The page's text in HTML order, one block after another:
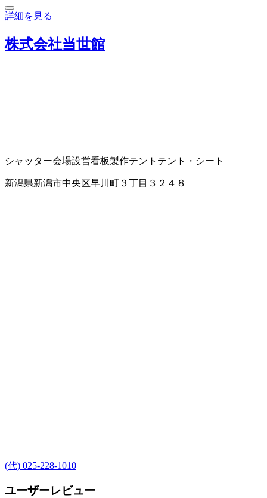
詳細を見る
株式会社当世館
シャッター会場設営看板製作テント テント・シート
新潟県新潟市中央区早川町３丁目３２４８
(代) 025-228-1010
ユーザーレビュー